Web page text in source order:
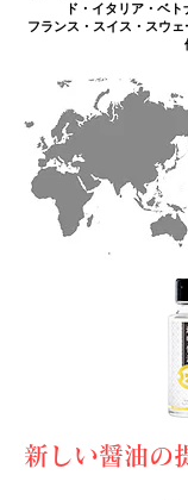
ド・イタリア・ベ
フランス・スイス・スウ
新しい醤油の